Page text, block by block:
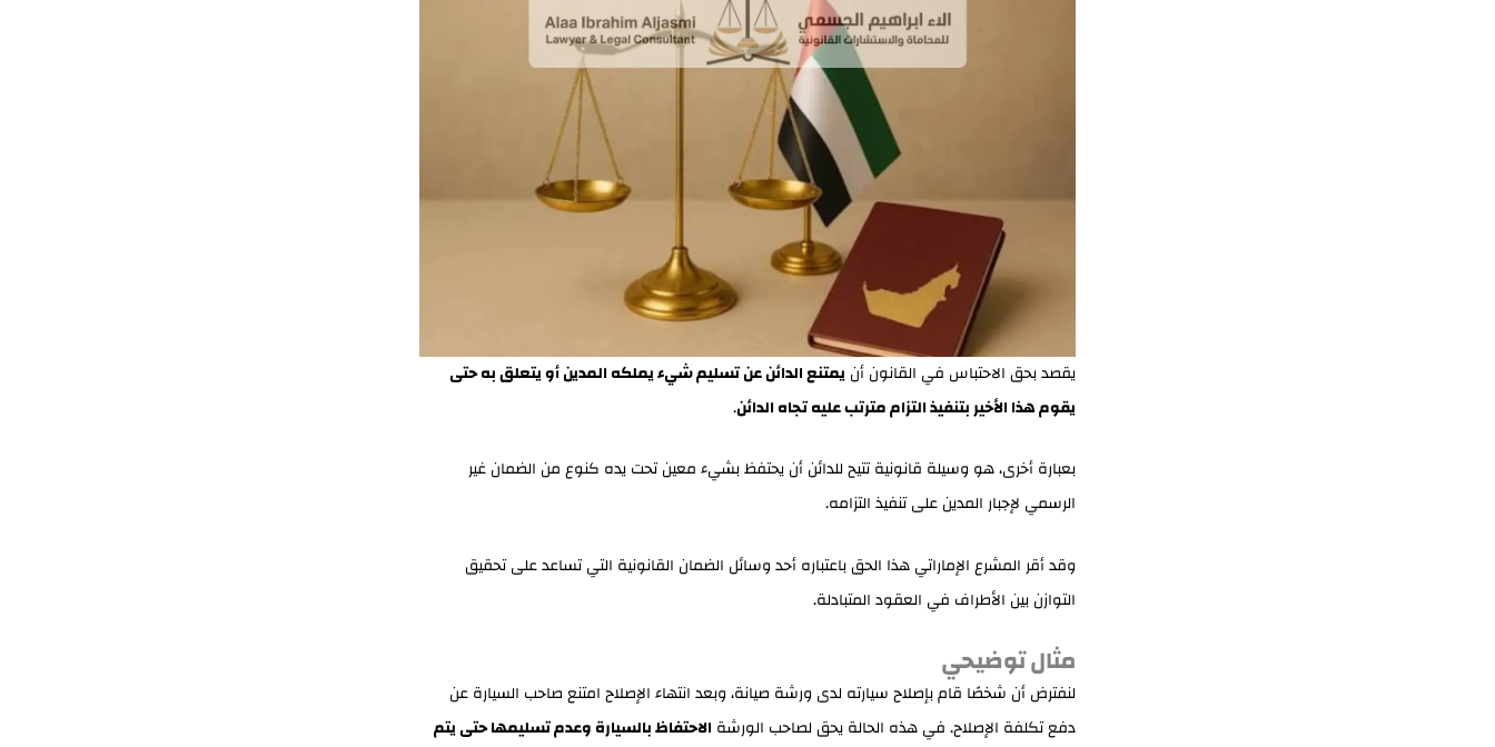
يقصد بحق الاحتباس في القانون أنيمتنع الدائن عن تسليم شيء يملكه المدين أو يتعلق به حتى
يقوم هذا الأخير بتنفيذ التزام مترتب عليه تجاه الدائن.
بعبارة أخرى، هو وسيلة قانونية تتيح للدائن أن يحتفظ بشيء معين تحت يده كنوع من الضمان غير
الرسمي لإجبار المدين على تنفيذ التزامه.
وقد أقر المشرع الإماراتي هذا الحق باعتباره أحد وسائل الضمان القانونية التي تساعد على تحقيق
التوازن بين الأطراف في العقود المتبادلة.
مثال توضيحي
لنفترض أن شخصًا قام بإصلاح سيارته لدى ورشة صيانة، وبعد انتهاء الإصلاح امتنع صاحب السيارة عن
دفع تكلفة الإصلاح. في هذه الحالة يحق لصاحب الورشة الاحتفاظ بالسيارة وعدم تسليمها حتى يتم